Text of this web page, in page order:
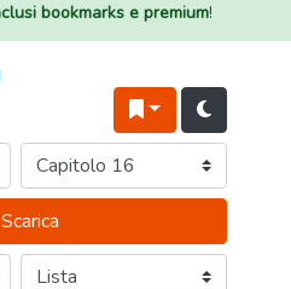
bookmarks e premium!
Scarica